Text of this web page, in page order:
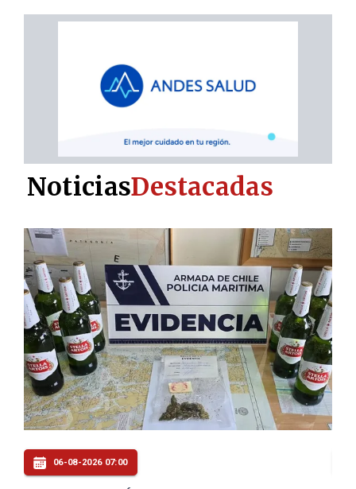
05-08-2026 20:00
NoticiasDestacadas